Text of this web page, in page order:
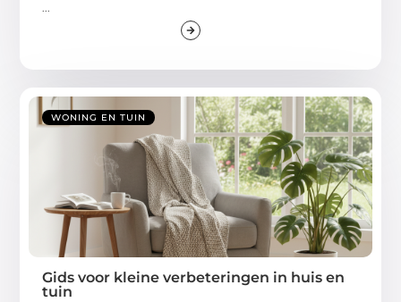
...
WONING EN TUIN
Gids voor kleine verbeteringen in huis en
tuin